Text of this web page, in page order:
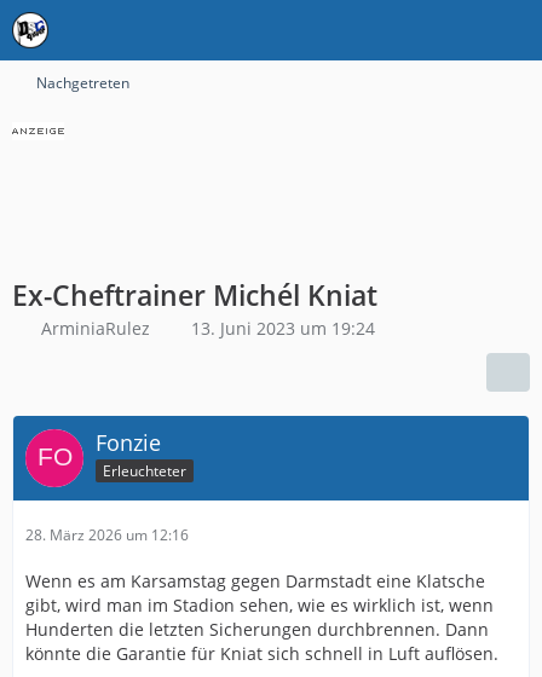
Nachgetreten
Ex-Cheftrainer Michél Kniat
ArminiaRulez 13. Juni 2023 um 19:24
Fonzie
Erleuchteter
28. März 2026 um 12:16
Wenn es am Karsamstag gegen Darmstadt eine Klatsche
gibt, wird man im Stadion sehen, wie es wirklich ist, wenn
Hunderten die letzten Sicherungen durchbrennen. Dann
könnte die Garantie für Kniat sich schnell in Luft auflösen.